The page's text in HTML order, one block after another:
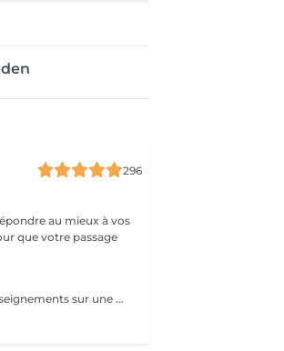
296
au mieux à vos
Ce service vous permet de prendre des renseignements sur une pose d'extension de cheveux ( devis,quantité de mèches,temps à prévoir) Le prix de ce service vous sera déduit si vous décidez de réaliser votre pose d'extensions.